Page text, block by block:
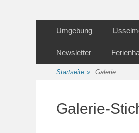
Inhalt
Umgebung
Newsletter
Startseite » Galerie
Galerie-